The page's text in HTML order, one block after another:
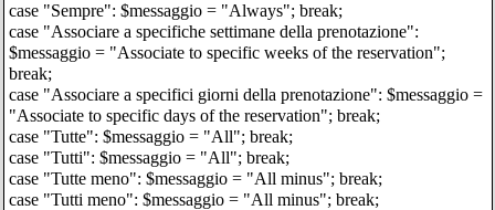
case "Sempre": $messaggio = "Always"; break;
case "Associare a specifiche settimane della prenotazione":
$messaggio = "Associate to specific weeks of the reservation";
break;
case "Associare a specifici giorni della prenotazione": $messaggio =
"Associate to specific days of the reservation"; break;
case "Tutte": $messaggio = "All"; break;
case "Tutti": $messaggio = "All"; break;
case "Tutte meno": $messaggio = "All minus"; break;
case "Tutti meno": $messaggio = "All minus"; break;